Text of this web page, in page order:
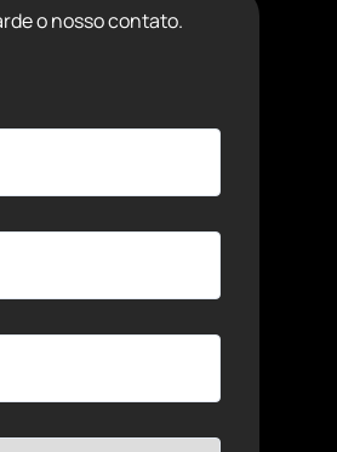
o nosso contato.